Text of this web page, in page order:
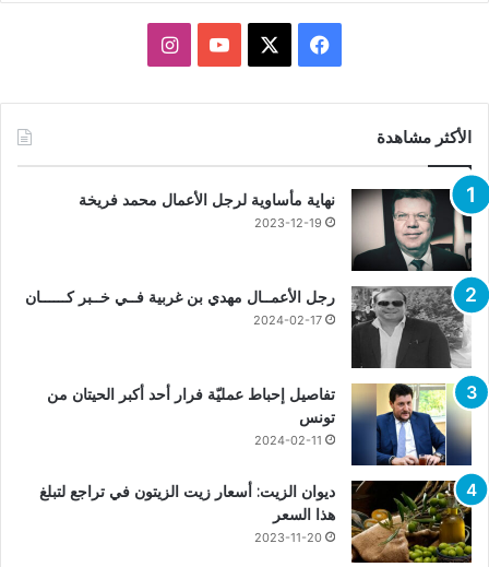
فيسبوك يوتيوبانستقرام
الأكثر مشاهدة
نهاية مأساوية لرجل الأعمال محمد فريخة
2023-12-19
رجل الأعمــال مهدي بن غربية فــي خــبر كــــــان
2024-02-17
تفاصيل إحباط عمليّة فرار أحد أكبر الحيتان من
تونس
2024-02-11
ديوان الزيت: أسعار زيت الزيتون في تراجع لتبلغ
هذا السعر
2023-11-20